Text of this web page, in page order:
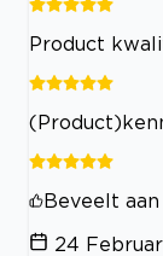
Product
Beveelt aan
24